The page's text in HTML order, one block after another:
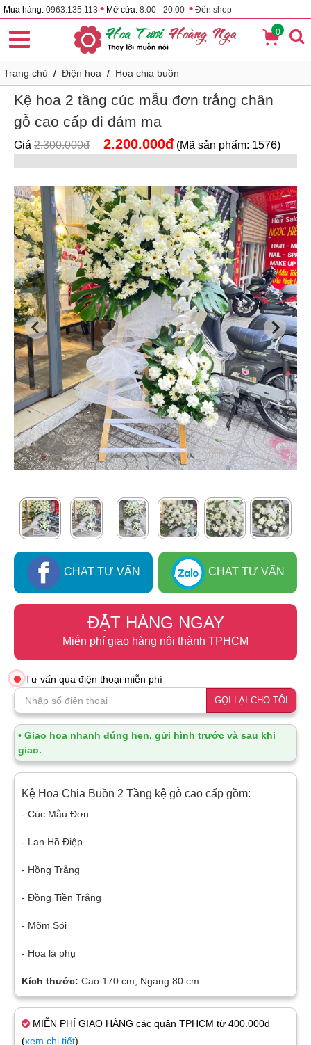
Mua hàng: 0963.135.113 • Mở cửa: 8:00 - 20:00 • Đến shop
0
Trang chủ / Điện hoa / Hoa chia buồn
Kệ hoa 2 tầng cúc mẫu đơn trắng chân
gỗ cao cấp đi đám ma
Giá 2.300.000đ 2.200.000đ (Mã sản phẩm: 1576)
CHAT TƯ VẤN CHAT TƯ VẤN
ĐẶT HÀNG NGAY
Miễn phí giao hàng nội thành TPHCM
Tư vấn qua điện thoại miễn phí
GỌI LẠI CHO TÔI
• Giao hoa nhanh đúng hẹn, gửi hình trước và sau khi
giao.
Kệ Hoa Chia Buồn 2 Tầng kệ gỗ cao cấp gồm:
- Cúc Mẫu Đơn
- Lan Hồ Điệp
- Hồng Trắng
- Đồng Tiền Trắng
- Mõm Sói
- Hoa lá phụ
Kích thước: Cao 170 cm, Ngang 80 cm
MIỄN PHÍ GIAO HÀNG các quận TPHCM từ 400.000đ
(xem chi tiết)